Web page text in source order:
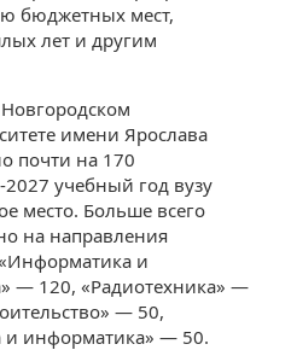
бюджетных мест,
лет и другим
имени Ярослава
почти на 170
учебный год вузу
место. Больше всего
на направления
и
— 120, «Радиотехника» —
— 50,
и информатика» — 50.